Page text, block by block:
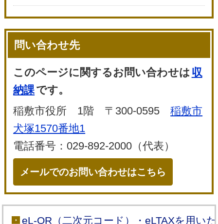
問い合わせ先
このページに関するお問い合わせは 収
納課です。
稲敷市役所 1階 〒300-0595稲敷市
犬塚1570番地1
電話番号：029-892-2000（代表）
メールでのお問い合わせはこちら
eL-QR（二次元コード）・eLTAXを用い